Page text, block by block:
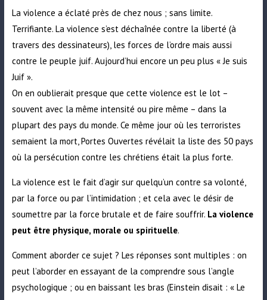
La violence a éclaté près de chez nous ; sans limite.
Terrifiante. La violence s’est déchaînée contre la liberté (à
travers des dessinateurs), les forces de l’ordre mais aussi
contre le peuple juif. Aujourd’hui encore un peu plus « Je suis
Juif ».
On en oublierait presque que cette violence est le lot –
souvent avec la même intensité ou pire même – dans la
plupart des pays du monde. Ce même jour où les terroristes
semaient la mort, Portes Ouvertes révélait la liste des 50 pays
où la persécution contre les chrétiens était la plus forte.
La violence est le fait d’agir sur quelqu’un contre sa volonté,
par la force ou par l’intimidation ; et cela avec le désir de
soumettre par la force brutale et de faire souffrir. La violence
peut être physique, morale ou spirituelle.
Comment aborder ce sujet ? Les réponses sont multiples : on
peut l’aborder en essayant de la comprendre sous l’angle
psychologique ; ou en baissant les bras (Einstein disait : « Le